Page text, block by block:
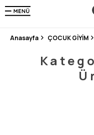
250.000'DEN FAZLA
3 MİLYONDAN
Anasayfa ÇOCUK GİYİM